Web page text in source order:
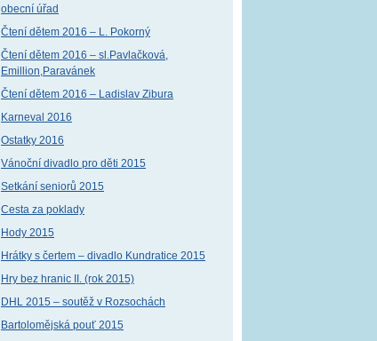
obecní úřad
Čtení dětem 2016 – L. Pokorný
Čtení dětem 2016 – sl.Pavlačková,
Emillion,Paravánek
Čtení dětem 2016 – Ladislav Zibura
Karneval 2016
Ostatky 2016
Vánoční divadlo pro děti 2015
Setkání seniorů 2015
Cesta za poklady
Hody 2015
Hrátky s čertem – divadlo Kundratice 2015
Hry bez hranic II. (rok 2015)
DHL 2015 – soutěž v Rozsochách
Bartolomějská pouť 2015